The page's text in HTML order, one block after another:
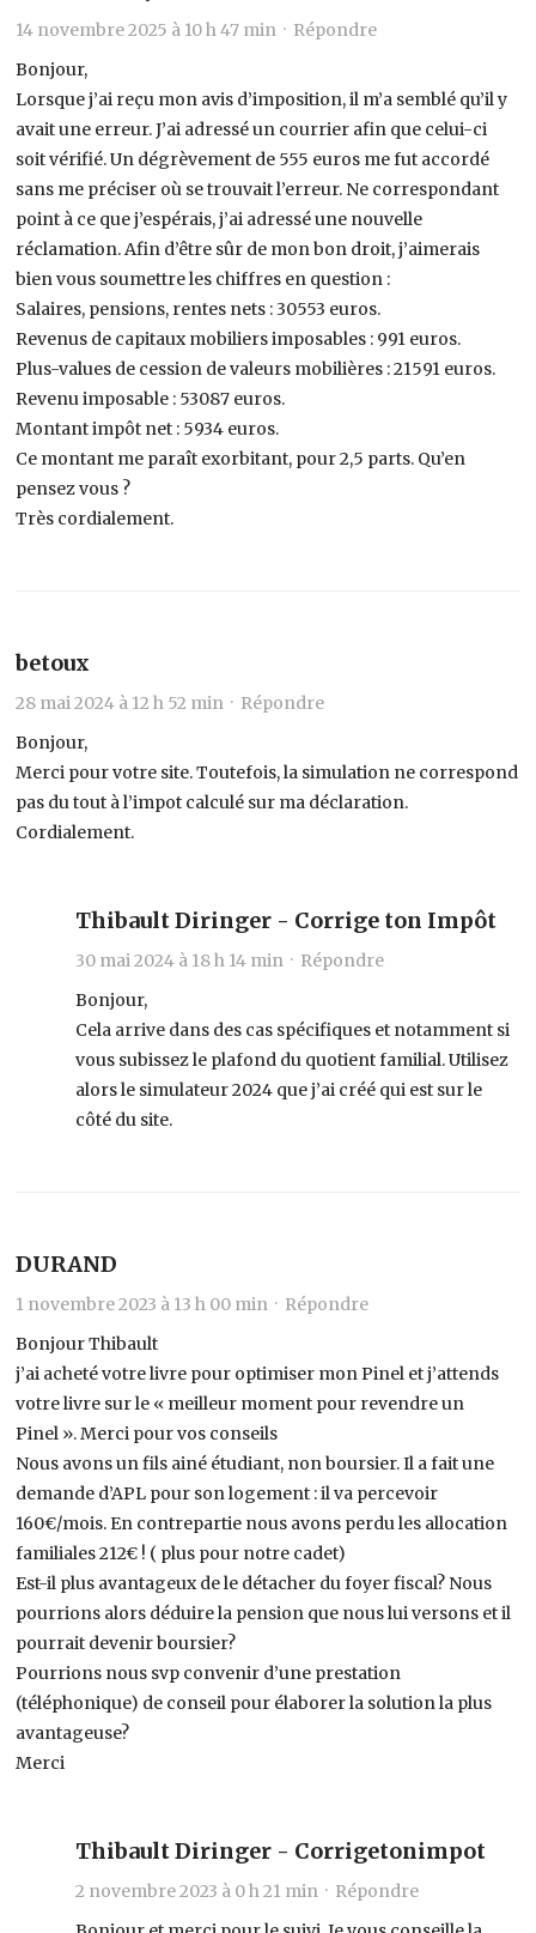
14 novembre 2025 à 10 h 47 min · Répondre
Bonjour,
Lorsque j’ai reçu mon avis d’imposition, il m’a semblé qu’il y
avait une erreur. J’ai adressé un courrier afin que celui-ci
soit vérifié. Un dégrèvement de 555 euros me fut accordé
sans me préciser où se trouvait l’erreur. Ne correspondant
point à ce que j’espérais, j’ai adressé une nouvelle
réclamation. Afin d’être sûr de mon bon droit, j’aimerais
bien vous soumettre les chiffres en question :
Salaires, pensions, rentes nets : 30553 euros.
Revenus de capitaux mobiliers imposables : 991 euros.
Plus-values de cession de valeurs mobilières : 21591 euros.
Revenu imposable : 53087 euros.
Montant impôt net : 5934 euros.
Ce montant me paraît exorbitant, pour 2,5 parts. Qu’en
pensez vous ?
Très cordialement.
betoux
28 mai 2024 à 12 h 52 min · Répondre
Bonjour,
Merci pour votre site. Toutefois, la simulation ne correspond
pas du tout à l’impot calculé sur ma déclaration.
Cordialement.
Thibault Diringer - Corrige ton Impôt
30 mai 2024 à 18 h 14 min · Répondre
Bonjour,
Cela arrive dans des cas spécifiques et notamment si
vous subissez le plafond du quotient familial. Utilisez
alors le simulateur 2024 que j’ai créé qui est sur le
côté du site.
DURAND
1 novembre 2023 à 13 h 00 min · Répondre
Bonjour Thibault
j’ai acheté votre livre pour optimiser mon Pinel et j’attends
votre livre sur le « meilleur moment pour revendre un
Pinel ». Merci pour vos conseils
Nous avons un fils ainé étudiant, non boursier. Il a fait une
demande d’APL pour son logement : il va percevoir
160€/mois. En contrepartie nous avons perdu les allocation
familiales 212€ ! ( plus pour notre cadet)
Est-il plus avantageux de le détacher du foyer fiscal? Nous
pourrions alors déduire la pension que nous lui versons et il
pourrait devenir boursier?
Pourrions nous svp convenir d’une prestation
(téléphonique) de conseil pour élaborer la solution la plus
avantageuse?
Merci
Thibault Diringer - Corrigetonimpot
2 novembre 2023 à 0 h 21 min · Répondre